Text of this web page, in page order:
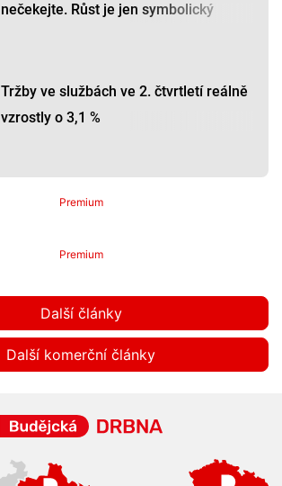
nečekejte. Růst je jen symbolický
Tržby ve službách ve 2. čtvrtletí reálně
vzrostly o 3,1 %
Premium
Premium
Další články
Další komerční články